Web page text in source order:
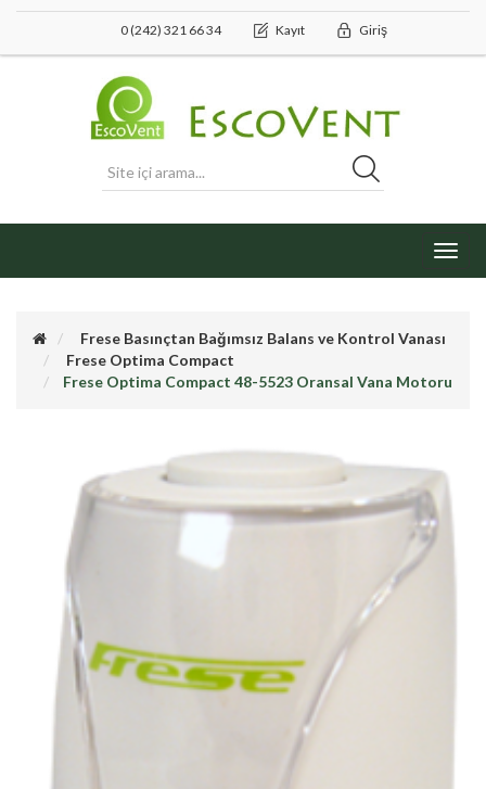
0 (242) 321 66 34 Kayıt Giriş
Frese Basınçtan Bağımsız Balans ve Kontrol Vanası
Frese Optima Compact
Frese Optima Compact 48-5523 Oransal Vana Motoru